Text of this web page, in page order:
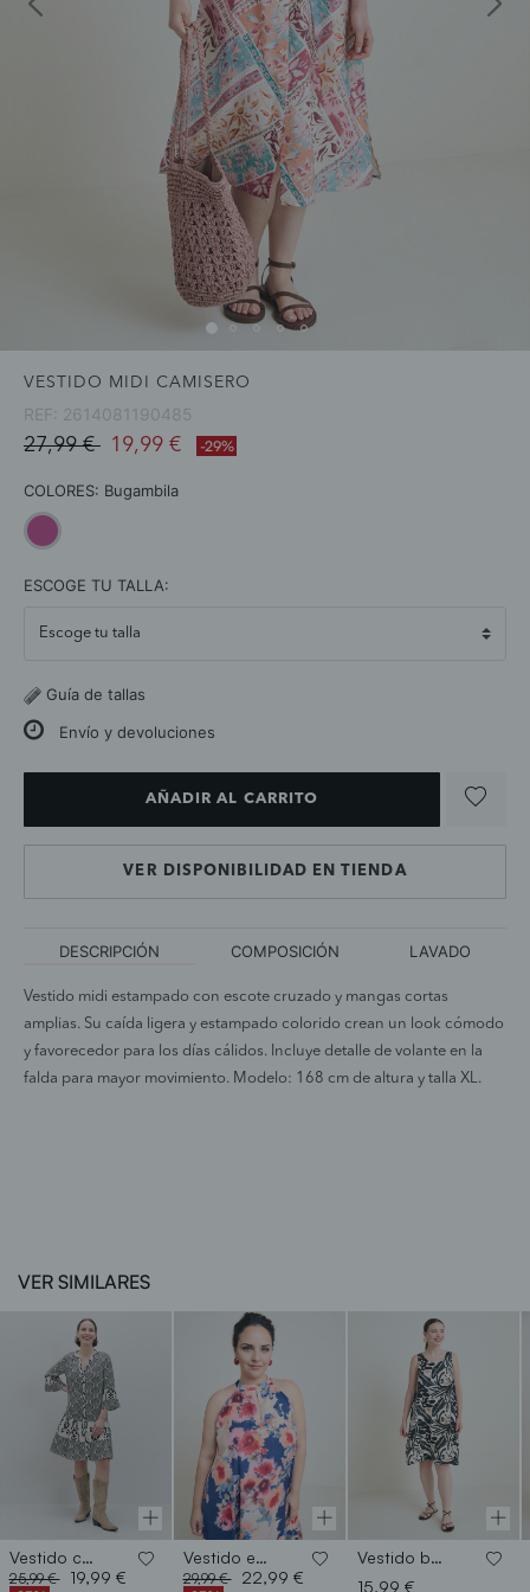
VESTIDO MIDI CAMISERO
REF: 2614081190485
Price reduced from
27,99 €to19,99 € -29%
COLORES: Bugambila
ESCOGE TU TALLA:
Guía de tallas
Envío y devoluciones
AÑADIR AL CARRITO
VER DISPONIBILIDAD EN TIENDA
DESCRIPCIÓN COMPOSICIÓN LAVADO
Vestido midi estampado con escote cruzado y mangas cortas
amplias. Su caída ligera y estampado colorido crean un look cómodo
y favorecedor para los días cálidos. Incluye detalle de volante en la
falda para mayor movimiento. Modelo: 168 cm de altura y talla XL.
VER SIMILARES
Vestido corto estampado
Price reduced from
25,99 €to19,99 €
Vestido estampado
Price reduced from
29,99 €to22,99 €
Vestido basico corto
15,99 €